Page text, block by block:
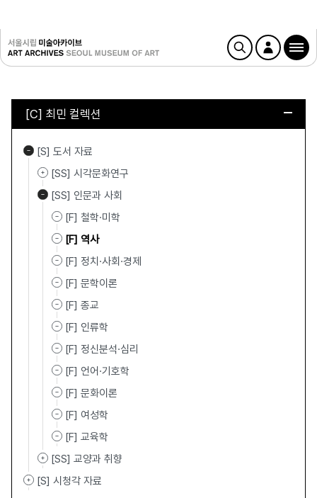
[C] 최민 컬렉션
[S] 도서 자료
[SS] 시각문화연구
[SS] 인문과 사회
[F] 철학·미학
[F] 역사
[F] 정치·사회·경제
[F] 문학이론
[F] 종교
[F] 인류학
[F] 정신분석·심리
[F] 언어·기호학
[F] 문화이론
[F] 여성학
[F] 교육학
[SS] 교양과 취향
[S] 시청각 자료